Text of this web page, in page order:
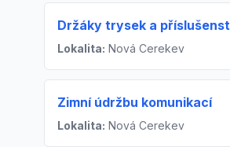
Držáky trysek a
Lokalita: Nová Cerekev
Zimní údržbu komunikací
Lokalita: Nová Cerekev